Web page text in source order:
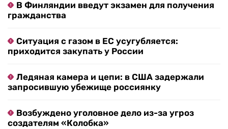
В Финляндии введут экзамен для получения
гражданства
Ситуация с газом в ЕС усугубляется:
приходится закупать у России
Ледяная камера и цепи: в США задержали
запросившую убежище россиянку
Возбуждено уголовное дело из-за угроз
создателям «Колобка»